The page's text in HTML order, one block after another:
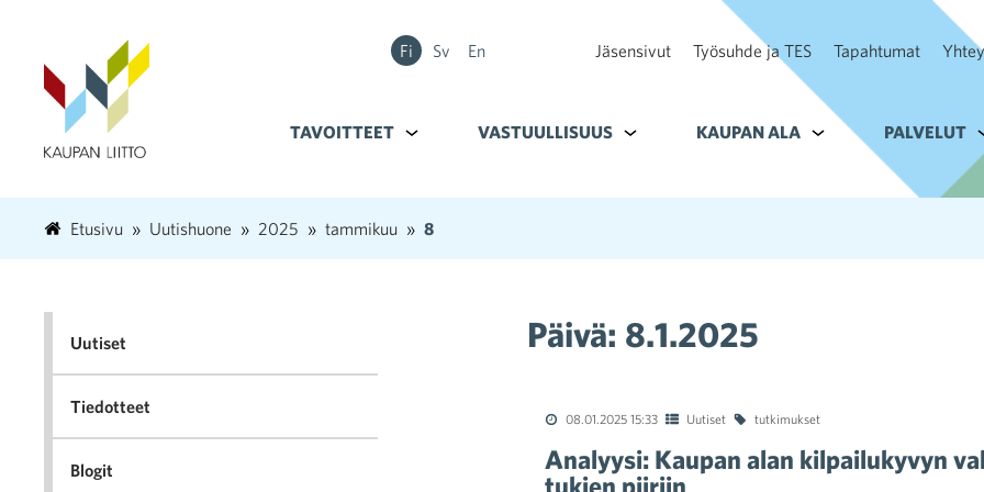
Fi Sv En Jäsensivut Työsuhde ja TES Tapahtumat
TAVOITTEET Alavalikko kohteelle Tavoitteet
VASTUULLISUUS Alavalikko kohteelle Vastuullisuus
KAUPAN ALA Alavalikko kohteelle
PALVELUT
Etusivu Uutishuone 2025 tammikuu 8
Päivä: 8.1.2025
08.01.2025 15:33 Uutiset tutkimukset
Analyysi: Kaupan alan kilpailukyvyn
tukien piiriin
Uutiset
Tiedotteet
Blogit